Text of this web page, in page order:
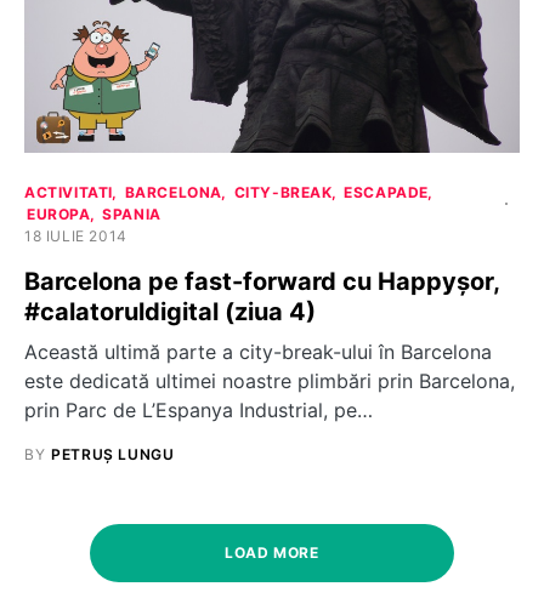
ACTIVITATI BARCELONA CITY-BREAK
ESCAPADE
EUROPA
SPANIA
18 IULIE 2014
Barcelona pe fast-forward cu Happyșor,
#calatoruldigital (ziua 4)
Această ultimă parte a city-break-ului în Barcelona
este dedicată ultimei noastre plimbări prin Barcelona,
prin Parc de L’Espanya Industrial, pe…
BY PETRUȘ LUNGU
LOAD MORE